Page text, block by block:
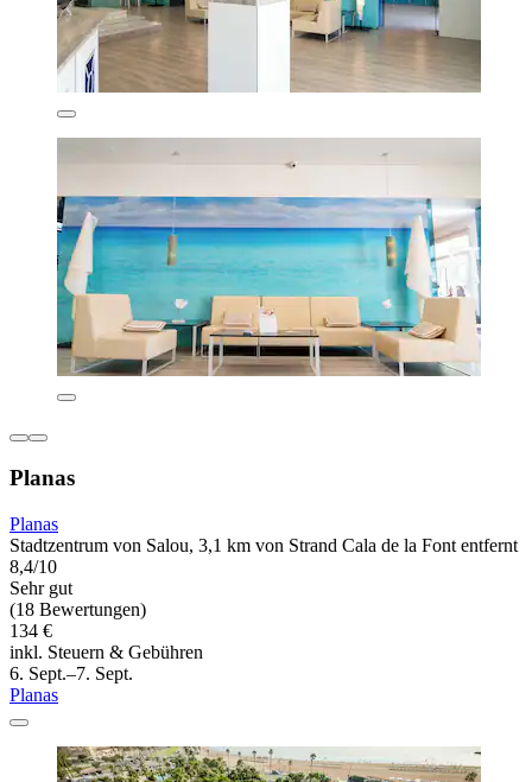
Planas
Planas
Stadtzentrum von Salou, 3,1 km von Strand Cala de la Font entfernt
8,4/10
Sehr gut
(18 Bewertungen)
134 €
inkl. Steuern & Gebühren
6. Sept.–7. Sept.
Planas